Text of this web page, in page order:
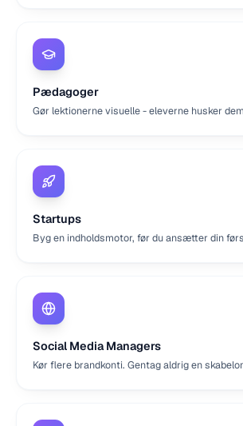
Pædagoger
Gør lektionerne visuelle - eleverne husker
Startups
Byg en indholdsmotor, før du ansætter din
Social Media Managers
Kør flere brandkonti. Gentag aldrig en